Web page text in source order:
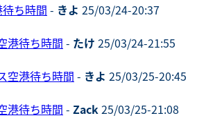
ち時間 - きよ 25/03/24-20:37
港待ち時間 - たけ 25/03/24-21:55
空港待ち時間 - きよ 25/03/25-20:45
港待ち時間 - Zack25/03/25-21:08